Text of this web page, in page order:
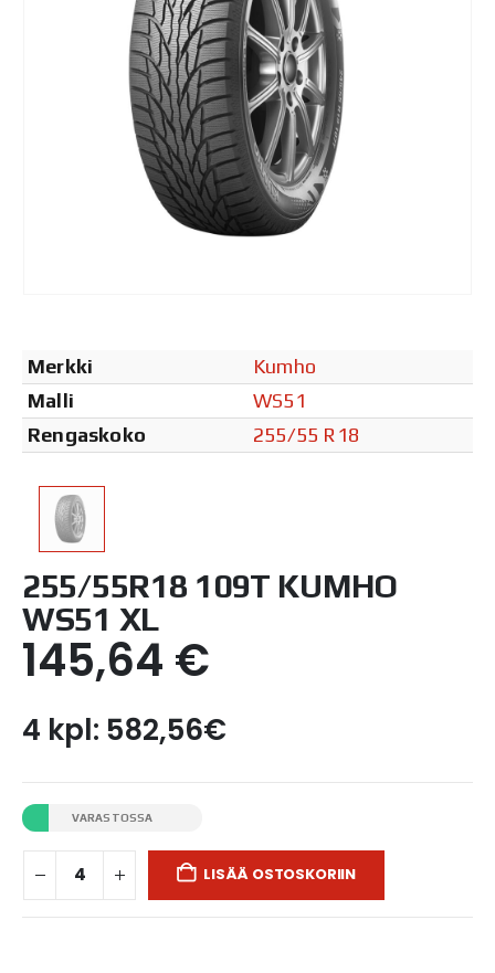
Merkki
Kumho
Malli
WS51
Rengaskoko
255/55 R18
255/55R18 109T KUMHO
WS51 XL
145,64 €
4 kpl: 582,56€
VARASTOSSA
LISÄÄ OSTOSKORIIN